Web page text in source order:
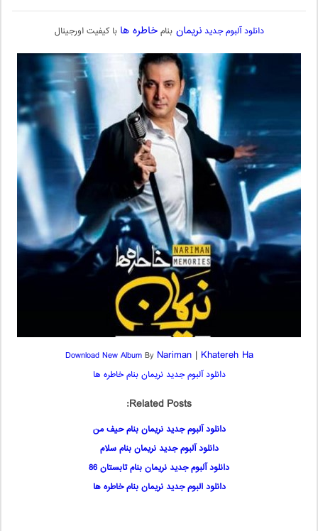
دانلود آلبوم جدید نریمانبنامخاطره ها با کیفیت اورجینال
Download New AlbumBy Nariman|Khatereh Ha
دانلود آلبوم جدید نریمان بنام خاطره ها
Related Posts:
دانلود آلبوم جدید نریمان بنام حیف من
دانلود آلبوم جدید نریمان بنام سلام
دانلود آلبوم جدید نریمان بنام تابستان 86
دانلود البوم جدید نریمان بنام خاطره ها